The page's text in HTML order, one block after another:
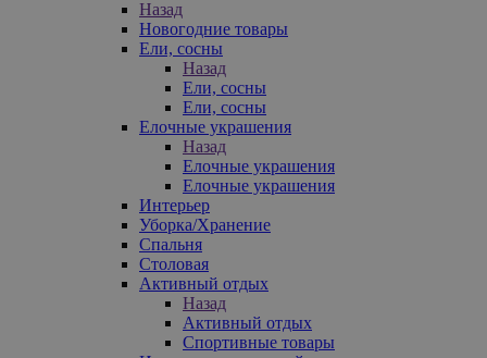
Назад
Новогодние товары
Ели, сосны
Назад
Ели, сосны
Ели, сосны
Елочные украшения
Назад
Елочные украшения
Елочные украшения
Интерьер
Уборка/Хранение
Спальня
Столовая
Активный отдых
Назад
Активный отдых
Спортивные товары